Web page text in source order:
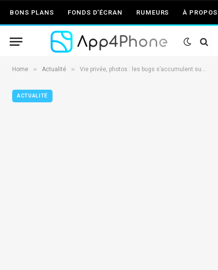
BONS PLANS FONDS D’ÉCRAN RUMEURS À PROPOS
Home » Actualité » Vie privée, photos : les bugs s’accumulent sur les OS d’Apple
ACTUALITÉ